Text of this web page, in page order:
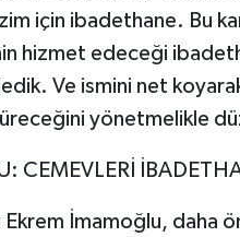
için ibadethane. Bu
hizmet edeceği
Ve ismini net
yönetmelikle
CEMEVLERİ
Ekrem İmamoğlu, daha